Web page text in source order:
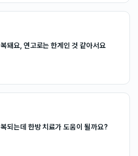
돼요, 연고로는 한계인 것 같아서요
되는데 한방 치료가 도움이 될까요?